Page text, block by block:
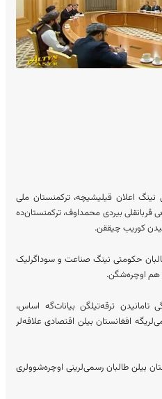
اعلان قیلیشیچه، ترکمنستان ملی
بیردی محمداوف، ترکمنستان‌ده
کوریب چیققن.
حکومتی نینگ صناعت و سوداگرلیک
هم اوچره‌شگن.
تامانیدن ترقه‌تیلگن بیانات‌گه اساس،
افغانستان بیلن اقتصادی علاقه‌لر
بیلن طالبان رسمی‌لرینی اوچره‌شوولری